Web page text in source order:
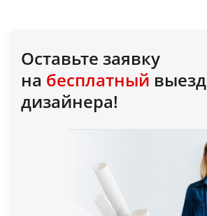
Оставьте заявку
на бесплатный выезд
дизайнера!